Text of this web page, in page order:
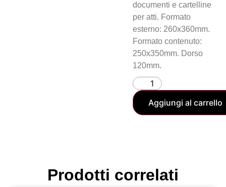
documenti e cartelline
per atti. Formato
esterno: 260x360mm.
Formato contenuto:
250x350mm. Dorso
120mm.
Aggiungi al carrello
Prodotti correlati